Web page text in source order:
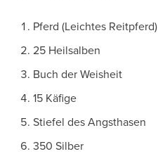
Pferd (Leichtes Reitpferd)
25 Heilsalben
Buch der Weisheit
15 Käfige
Stiefel des Angsthasen
350 Silber